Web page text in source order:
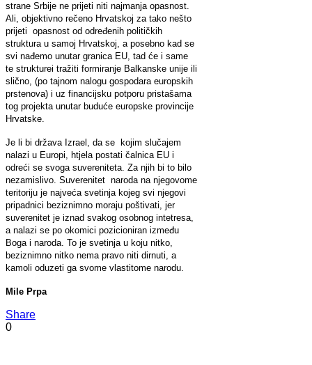
strane Srbije ne prijeti niti najmanja opasnost.
Ali, objektivno rečeno Hrvatskoj za tako nešto
prijeti opasnost od određenih političkih
struktura u samoj Hrvatskoj, a posebno kad se
svi nađemo unutar granica EU, tad će i same
te strukturei tražiti formiranje Balkanske unije ili
slično, (po tajnom nalogu gospodara europskih
prstenova) i uz financijsku potporu pristašama
tog projekta unutar buduće europske provincije
Hrvatske.
Je li bi država Izrael, da se kojim slučajem
nalazi u Europi, htjela postati čalnica EU i
odreći se svoga suvereniteta. Za njih bi to bilo
nezamislivo. Suverenitet naroda na njegovome
teritoriju je najveća svetinja kojeg svi njegovi
pripadnici beziznimno moraju poštivati, jer
suverenitet je iznad svakog osobnog intetresa,
a nalazi se po okomici pozicioniran između
Boga i naroda. To je svetinja u koju nitko,
beziznimno nitko nema pravo niti dirnuti, a
kamoli oduzeti ga svome vlastitome narodu.
Mile Prpa
Share
0